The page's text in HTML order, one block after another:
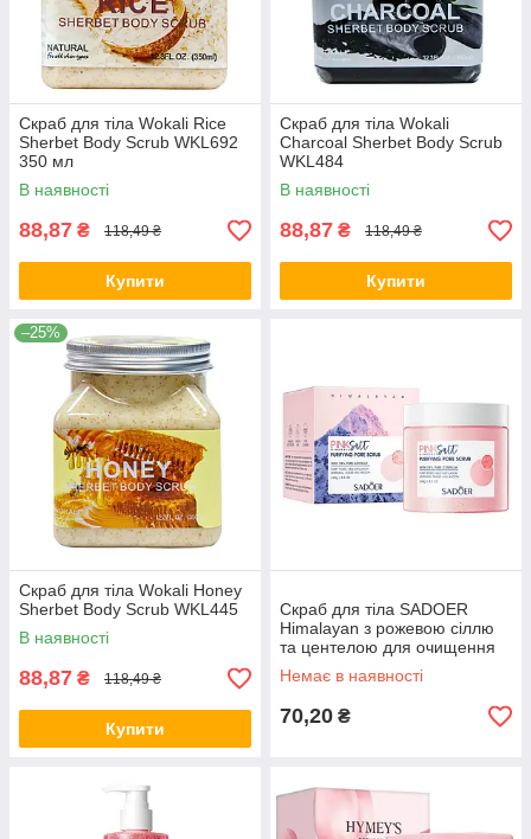
Скраб для тіла Wokali Rice
Sherbet Body Scrub WKL692
350 мл
В наявності
88,87 ₴ 118,49 ₴
Купити
Скраб для тіла Wokali
Charcoal Sherbet Body Scrub
WKL484
В наявності
88,87 ₴ 118,49 ₴
Купити
–25%
Скраб для тіла Wokali Honey
Sherbet Body Scrub WKL445
В наявності
88,87 ₴ 118,49 ₴
Купити
Скраб для тіла SADOER
Himalayan з рожевою сіллю
та центелою для очищення
пор 240 г
Немає в наявності
70,20 ₴